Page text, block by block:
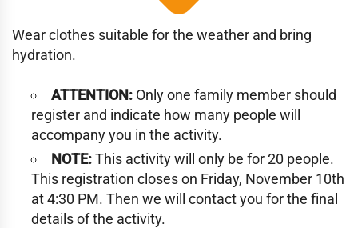
Wear clothes suitable for the weather and bring
hydration.
ATTENTION: Only one family member should
register and indicate how many people will
accompany you in the activity.
NOTE:This activity will only be for 20 people.
This registration closes on Friday, November 10th
at 4:30 PM. Then we will contact you for the final
details of the activity.